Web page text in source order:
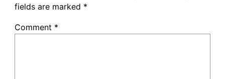
fields are marked *
Comment *